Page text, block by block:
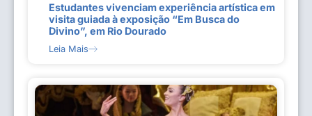
Estudantes vivenciam experiência artística em
visita guiada à exposição “Em Busca do
Divino”, em Rio Dourado
Leia Mais